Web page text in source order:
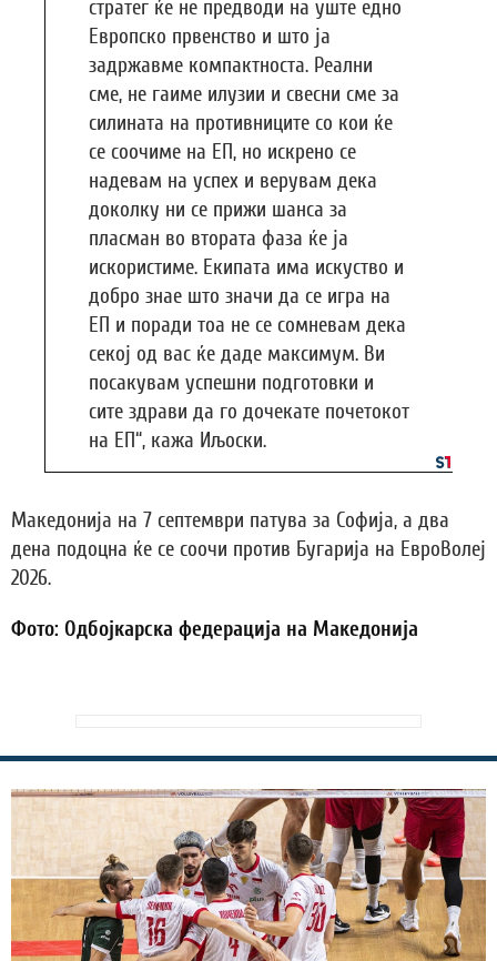
стратег ќе не предводи на уште едно
Европско првенство и што ја
задржавме компактноста. Реални
сме, не гаиме илузии и свесни сме за
силината на противниците со кои ќе
се соочиме на ЕП, но искрено се
надевам на успех и верувам дека
доколку ни се прижи шанса за
пласман во втората фаза ќе ја
искористиме. Екипата има искуство и
добро знае што значи да се игра на
ЕП и поради тоа не се сомневам дека
секој од вас ќе даде максимум. Ви
посакувам успешни подготовки и
сите здрави да го дочекате почетокот
на ЕП“, кажа Иљоски.
Македонија на 7 септември патува за Софија, а два
дена подоцна ќе се соочи против Бугарија на ЕвроВолеј
2026.
Фото: Одбојкарска федерација на Македонија